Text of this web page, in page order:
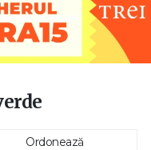
Ordonează